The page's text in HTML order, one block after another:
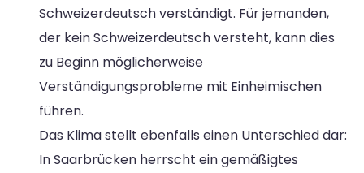
Schweizerdeutsch verständigt. Für jemanden,
der kein Schweizerdeutsch versteht, kann dies
zu Beginn möglicherweise
Verständigungsprobleme mit Einheimischen
führen.
Das Klima stellt ebenfalls einen Unterschied dar:
In Saarbrücken herrscht ein gemäßigtes